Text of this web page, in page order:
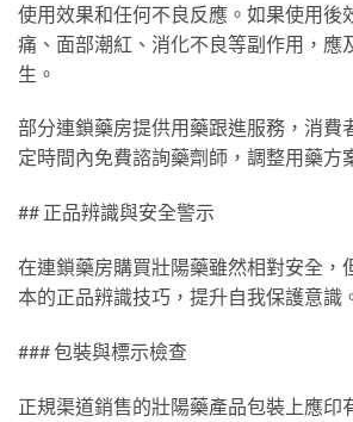
使用效果和任何不良反應。如果使用後
痛、面部潮紅、消化不良等副作用，應
生。
部分連鎖藥房提供用藥跟進服務，消費
定時間內免費諮詢藥劑師，調整用藥方
## 正品辨識與安全警示
在連鎖藥房購買壯陽藥雖然相對安全，
本的正品辨識技巧，提升自我保護意識
### 包裝與標示檢查
正規渠道銷售的壯陽藥產品包裝上應印